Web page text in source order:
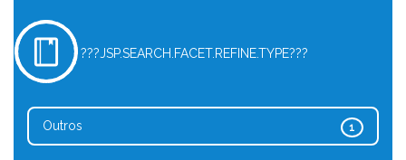
???JSP.SEARCH.FACET.REFINE.TYPE???
1
Outros